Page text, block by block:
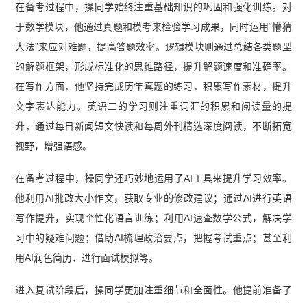
在备考过程中，操同学始终注重基础知识的巩固和强化训练。对
于数学模块，他通过真题和模考来检验学习成果，同时运用“懵猜
大法”来应对难题，提高答题效率。逻辑模块则通过总结各类题型
的解题框架，形成标准化的思维路径，提升解题速度和准确率。
在写作方面，他坚持完成历年真题的练习，积累写作素材，提升
文字表达能力。英语二的学习则注重词汇的积累和阅读量的提
升，通过每日新闻短文快读和每周外刊精选深度阅读，不断拓宽
视野，增强语感。
在备考过程中，操同学还巧妙地运用了AI工具来提升学习效率。
他利用AI批改大小作文，获取专业的修改建议；通过AI进行英语
写作提升，实现个性化语言训练；利用AI速查数学公式，解决学
习中的疑难问题；借助AI梳理政治要点，把握考试重点；甚至利
用AI润色简历、进行面试模拟等。
进入复试阶段后，操同学更加注重细节和全面性。他提前准备了